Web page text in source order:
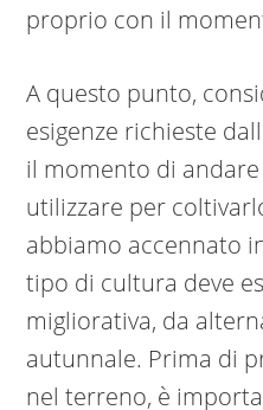
proprio con il
A questo punto,
esigenze richieste
il momento di
utilizzare per
abbiamo accennato
tipo di cultura deve
migliorativa, da
autunnale. Prima di
nel terreno, è